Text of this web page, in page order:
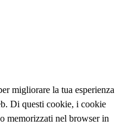
migliorare la tua esperienza
Di questi cookie, i cookie
memorizzati nel browser in